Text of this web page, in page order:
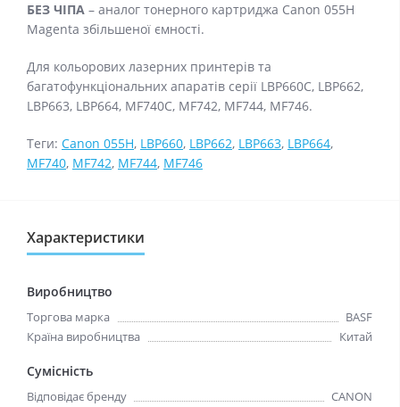
БЕЗ ЧІПА – аналог тонерного картриджа Canon 055H
Magenta збільшеної ємності.
Для кольорових лазерних принтерів та
багатофункціональних апаратів серії LBP660C, LBP662,
LBP663, LBP664, MF740C, MF742, MF744, MF746.
Теги: Canon 055H, LBP660, LBP662, LBP663, LBP664,
MF740, MF742, MF744, MF746
Характеристики
Виробництво
Торгова марка
BASF
Країна виробництва
Китай
Сумісність
Відповідає бренду
CANON